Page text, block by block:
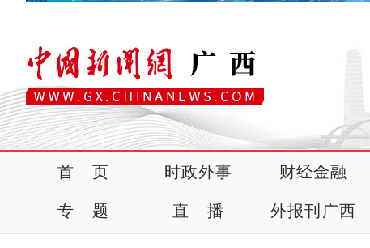
首 页 时政外事 财经金融
专 题 直 播 外报刊广西